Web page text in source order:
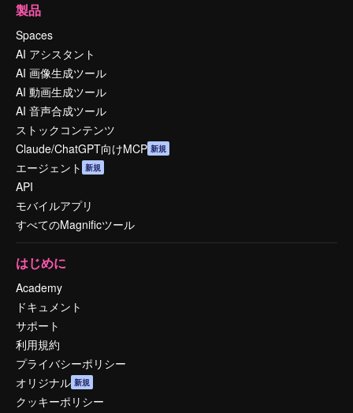
製品
Spaces
AI アシスタント
AI 画像生成ツール
AI 動画生成ツール
AI 音声合成ツール
ストックコンテンツ
Claude/ChatGPT向けMCP 新規
エージェント 新規
API
モバイルアプリ
すべてのMagnificツール
はじめに
Academy
ドキュメント
サポート
利用規約
プライバシーポリシー
オリジナル 新規
クッキーポリシー